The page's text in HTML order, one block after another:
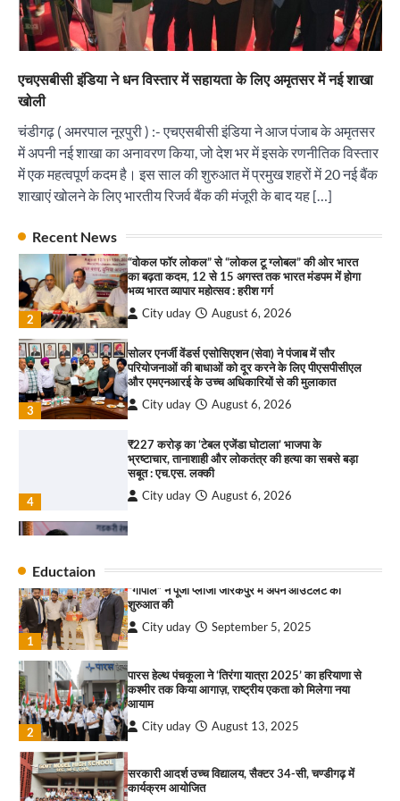
एचएसबीसी इंडिया ने धन विस्तार में सहायता के लिए अमृतसर में नई शाखा
खोली
चंडीगढ़ ( अमरपाल नूरपुरी ) :- एचएसबीसी इंडिया ने आज पंजाब के अमृतसर
में अपनी नई शाखा का अनावरण किया, जो देश भर में इसके रणनीतिक विस्तार
में एक महत्वपूर्ण कदम है। इस साल की शुरुआत में प्रमुख शहरों में 20 नई बैंक
शाखाएं खोलने के लिए भारतीय रिजर्व बैंक की मंजूरी के बाद यह […]
Recent News
3
और एमएनआरई के उच्च अधिकारियों से की मुलाकात
City uday August 6, 2026
4
₹227 करोड़ का ‘टेबल एजेंडा घोटाला’ भाजपा के
भ्रष्टाचार, तानाशाही और लोकतंत्र की हत्या का सबसे बड़ा
City uday August 6, 2026
इंडियन नेशनल थियेटर द्वारा 9 अगस्त को होगा ‘वर्षा ऋतु
संगीत संध्या 2026’ का आयोजन
2
“वोकल फॉर लोकल” से “लोकल टू ग्लोबल” की ओर भारत
का बढ़ता कदम, 12 से 15 अगस्त तक भारत मंडपम में होगा
भव्य भारत व्यापार महोत्सव : हरीश गर्ग
City uday August 6, 2026
3
सोलर एनर्जी वेंडर्स एसोसिएशन (सेवा) ने पंजाब में सौर
परियोजनाओं की बाधाओं को दूर करने के लिए पीएसपीसीएल
और एमएनआरई के उच्च अधिकारियों से की मुलाकात
City uday August 6, 2026
4
₹227 करोड़ का ‘टेबल एजेंडा घोटाला’ भाजपा के
भ्रष्टाचार, तानाशाही और लोकतंत्र की हत्या का सबसे बड़ा
सबूत : एच.एस. लक्की
City uday August 6, 2026
1
“वोकल फॉर लोकल” से “लोकल टू ग्लोबल” की ओर भारत
का बढ़ता कदम, 12 से 15 अगस्त तक भारत मंडपम में होगा
भव्य भारत व्यापार महोत्सव : हरीश गर्ग
City uday August 6, 2026
3
सोलर एनर्जी वेंडर्स एसोसिएशन (सेवा) ने पंजाब में सौर
परियोजनाओं की बाधाओं को दूर करने के लिए पीएसपीसीएल
और एमएनआरई के उच्च अधिकारियों से की मुलाकात
City uday August 6, 2026
Eductaion
2
पारस हेल्थ पंचकूला ने ‘तिरंगा यात्रा 2025’ का हरियाणा से
आयाम
City uday August 13, 2025
3
सरकारी आदर्श उच्च विद्यालय, सैक्टर 34-सी, चण्डीगढ़ में
कार्यक्रम आयोजित
City uday August 6, 2025
राहुल गाँधी ने खाई है वैश्विक मंच पर भारत को कमजोर करने
की कसम: देवशाली
City uday August 6, 2025
1
“गोपाल” ने पूजा प्लाजा जीरकपुर में अपने आउटलेट की
शुरुआत की
City uday September 5, 2025
2
पारस हेल्थ पंचकूला ने ‘तिरंगा यात्रा 2025’ का हरियाणा से
कश्मीर तक किया आगाज़, राष्ट्रीय एकता को मिलेगा नया
आयाम
City uday August 13, 2025
सरकारी आदर्श उच्च विद्यालय, सैक्टर 34-सी, चण्डीगढ़ में
कार्यक्रम आयोजित